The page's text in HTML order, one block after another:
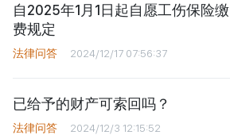
自2025年1月1日起自愿工伤保险缴
费规定
法律问答 2024/12/17 07:56:37
已给予的财产可索回吗？
法律问答 2024/12/3 12:15:52